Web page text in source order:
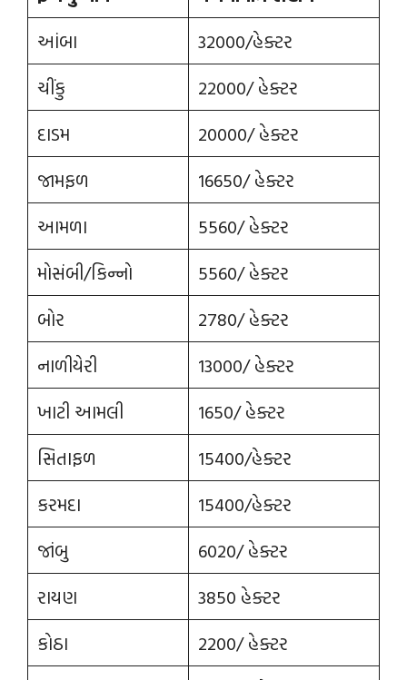
આંબા
32000/હેક્ટર
ચીંકુ
22000/ હેક્ટર
દાડમ
20000/ હેક્ટર
જામફળ
16650/ હેક્ટર
આમળા
5560/ હેક્ટર
મોસંબી/કિન્નો
5560/ હેક્ટર
બોર
2780/ હેક્ટર
નાળીયેરી
13000/ હેક્ટર
ખાટી આમલી
1650/ હેક્ટર
સિતાફળ
15400/હેક્ટર
કરમદા
15400/હેક્ટર
જાંબુ
6020/ હેક્ટર
રાયણ
3850 હેક્ટર
કોઠા
2200/ હેક્ટર